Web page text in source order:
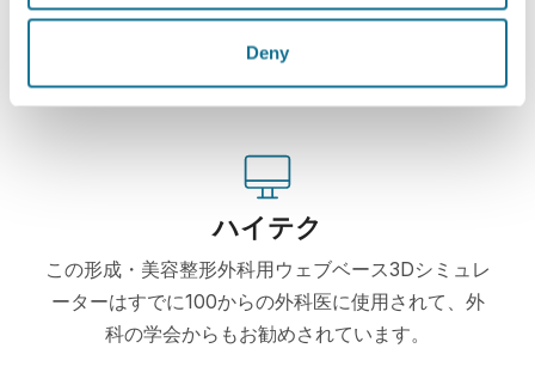
Deny
することををお約束します。弊社のサーバーは完全
暗号化されています： あなたの個人情報の安全と
ハイテク
この形成・美容整形外科用ウェブベース3Dシミュレ
ーターはすでに100からの外科医に使用されて、外
科の学会からもお勧めされています。